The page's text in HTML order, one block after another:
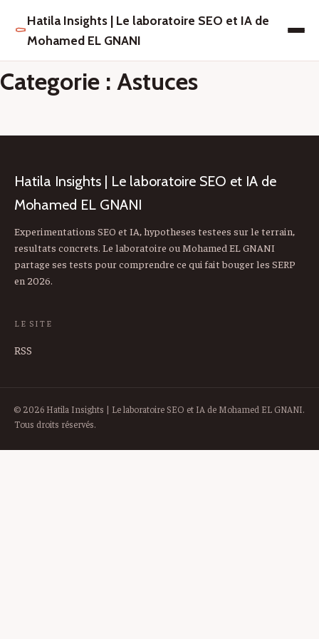
⚰Hatila Insights | Le laboratoire SEO et IA de
Mohamed EL GNANI
Categorie : Astuces
Hatila Insights | Le laboratoire SEO et IA de
Mohamed EL GNANI
Experimentations SEO et IA, hypotheses testees sur le terrain,
resultats concrets. Le laboratoire ou Mohamed EL GNANI
partage ses tests pour comprendre ce qui fait bouger les SERP
en 2026.
LE SITE
RSS
© 2026 Hatila Insights | Le laboratoire SEO et IA de Mohamed EL GNANI.
Tous droits réservés.